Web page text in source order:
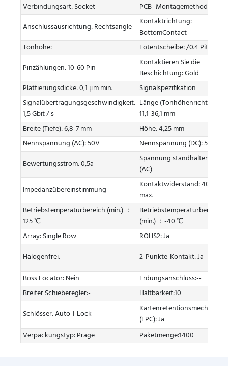
Verbindungsart: Socket
PCB -Montagemethoden:
Anschlussausrichtung: Rechtsangle
Kontaktrichtung:
BottomContact
Tonhöhe:
Lötentscheibe: /0.4 Pitch
Pinzählungen: 10-60 Pin
Kontaktieren Sie die
Beschichtung: Gold
Plattierungsdicke: 0,1 μm min.
Signalspezifikation
Signalübertragungsgeschwindigkeit:
1,5 Gbit / s
Länge (Tonhöhenrichtung):
11,1-36,1 mm
Breite (Tiefe): 6,8-7 mm
Höhe: 4,25 mm
Nennspannung (AC): 50V
Nennspannung (DC): 50 V
Bewertungsstrom: 0,5a
Spannung standhalten: 250
(AC)
Impedanzübereinstimmung
Kontaktwiderstand: 40 mΩ
max.
Betriebstemperaturbereich (min.) ：
125 ℃
Betriebstemperaturbereich
(min.) ：-40 ℃
Array: Single Row
ROHS2: Ja
Halogenfrei:--
2-Punkte-Kontakt: Ja
Boss Locator: Nein
Erdungsanschluss:--
Breiter Schieberegler:-
Haltbarkeit:10
Schlösser: Auto-I-Lock
(FPC): Ja
Verpackungstyp: Präge
Paketmenge:1400